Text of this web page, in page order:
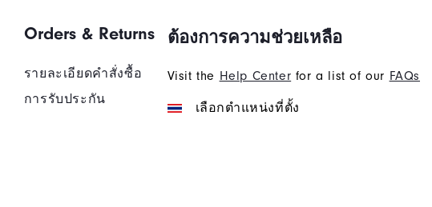
Orders & Returns
รายละเอียดคำสั่งซื้อ
การรับประกัน
ต้องการความช่วยเหลือ
Visit the Help Center for a list of our FAQs
เลือกตำแหน่งที่ตั้ง